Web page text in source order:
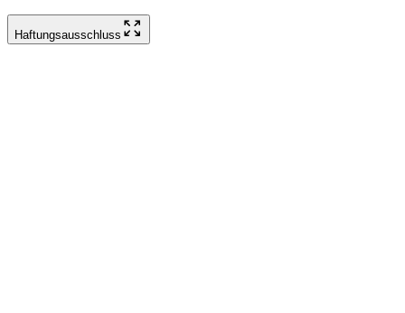
Haftungsausschluss